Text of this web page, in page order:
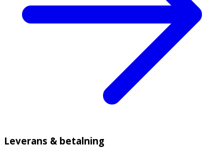
Leverans & betalning